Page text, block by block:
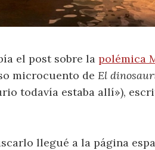
el post sobre la polémica
microcuento de El
todavía estaba allí»),
llegué a la página